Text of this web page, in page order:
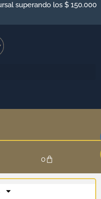
superando los $ 150.000
0